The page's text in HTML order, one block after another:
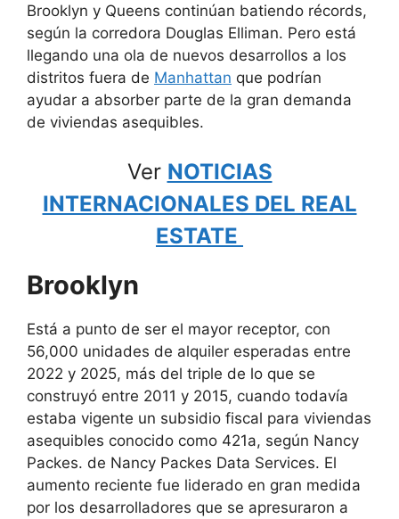
Brooklyn y Queens continúan batiendo récords,
según la corredora Douglas Elliman. Pero está
llegando una ola de nuevos desarrollos a los
distritos fuera de Manhattan que podrían
ayudar a absorber parte de la gran demanda
de viviendas asequibles.
Ver NOTICIAS
INTERNACIONALES DEL REAL
ESTATE
Brooklyn
Está a punto de ser el mayor receptor, con
56,000 unidades de alquiler esperadas entre
2022 y 2025, más del triple de lo que se
construyó entre 2011 y 2015, cuando todavía
estaba vigente un subsidio fiscal para viviendas
asequibles conocido como 421a, según Nancy
Packes. de Nancy Packes Data Services. El
aumento reciente fue liderado en gran medida
por los desarrolladores que se apresuraron a